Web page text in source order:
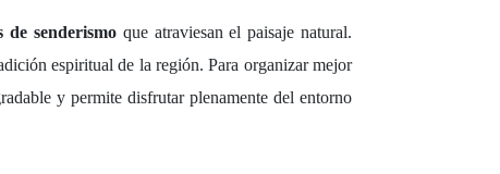
de senderismoque atraviesan el paisaje natural.
espiritual de la región. Para organizar mejor
y permite disfrutar plenamente del entorno